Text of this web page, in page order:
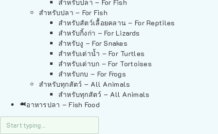
สำหรับปลา – For Fish
สำหรับปลา – For Fish
สำหรับสัตว์เลื้อยคลาน – For Reptiles
สำหรับกิ้งก่า – For Lizards
สำหรับงู – For Snakes
สำหรับเต่าน้ำ – For Turtles
สำหรับเต่าบก – For Tortoises
สำหรับกบ – For Frogs
สำหรับทุกสัตว์ – All Animals
สำหรับทุกสัตว์ – All Animals
อาหารปลา – Fish Food